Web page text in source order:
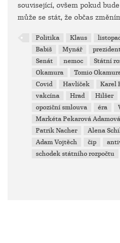
související, ovšem pokud
může se stát, že občas
Politika Klaus
Babiš
Mynář
Senát
nemoc Státní
Okamura
Tomio
Covid
Havlíček Karel
vakcína
Hrad Hilšer
opoziční smlouva
éra
Markéta Pekarová Adamová
Patrik Nacher
Alena
Adam Vojtěch
čip
schodek státního rozpočtu